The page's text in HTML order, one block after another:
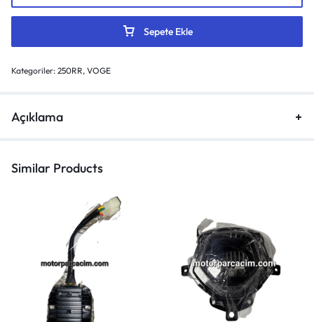
Sepete Ekle
Kategoriler: 250RR, VOGE
Açıklama
Similar Products